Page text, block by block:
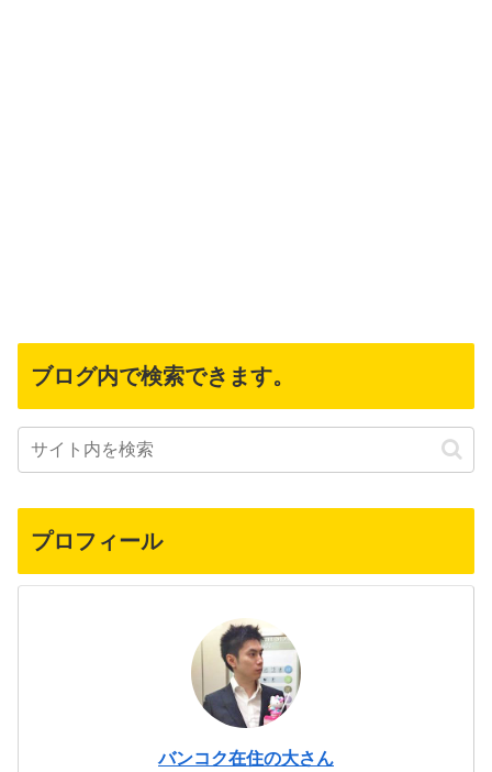
ブログ内で検索できます。
プロフィール
バンコク在住の大さん